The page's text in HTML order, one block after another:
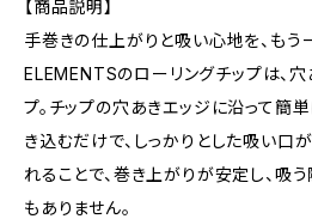
【商品説明】
手巻きの仕上がりと吸い心地を、もう
ELEMENTSのローリングチップは、
プ。チップの穴あきエッジに沿って簡
き込むだけで、しっかりとした吸い口
れることで、巻き上がりが安定し、吸
もありません。